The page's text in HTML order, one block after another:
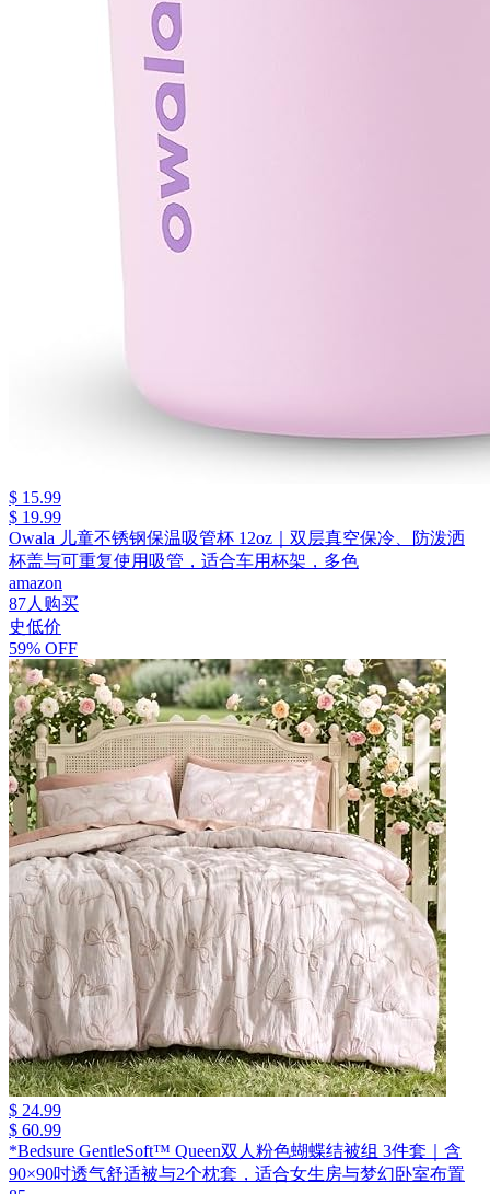
$ 15.99
$ 19.99
Owala 儿童不锈钢保温吸管杯 12oz｜双层真空保冷、防泼洒
杯盖与可重复使用吸管，适合车用杯架，多色
amazon
87人购买
史低价
59% OFF
$ 24.99
$ 60.99
*Bedsure GentleSoft™ Queen双人粉色蝴蝶结被组 3件套｜含
90×90吋透气舒适被与2个枕套，适合女生房与梦幻卧室布置